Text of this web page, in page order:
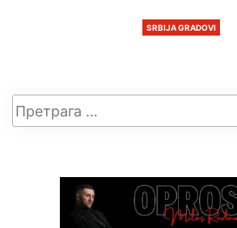
SRBIJA GRADOVI